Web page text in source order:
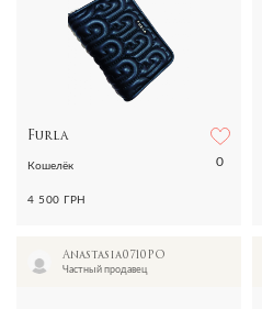
Furla
0
Кошелёк
4 500 ГРН
Anastasia0710PO
Частный продавец